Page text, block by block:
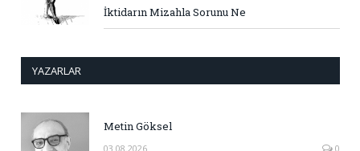
İktidarın Mizahla Sorunu Ne
YAZARLAR
Metin Göksel
03.08.2026 0